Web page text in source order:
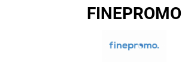
FINEPROMO